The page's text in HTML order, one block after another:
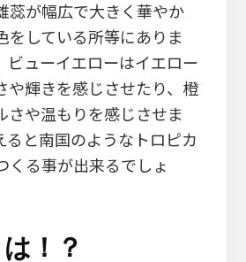
蕊が幅広で大きく華やか
をしている所等にありま
ビューイエローはイエロー
や輝きを感じさせたり、橙
さや温もりを感じさせま
ると南国のようなトロピカ
くる事が出来るでしょ
！？